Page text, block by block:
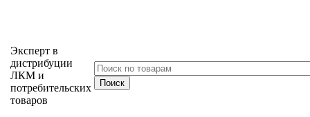
Эксперт в
дистрибуции
ЛКМ и
потребительских
товаров